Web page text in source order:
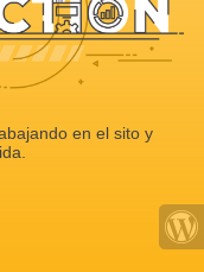
en el sito y